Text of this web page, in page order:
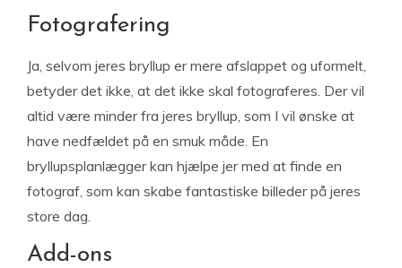
Fotografering
Ja, selvom jeres bryllup er mere afslappet og uformelt,
betyder det ikke, at det ikke skal fotograferes. Der vil
altid være minder fra jeres bryllup, som I vil ønske at
have nedfældet på en smuk måde. En
bryllupsplanlægger kan hjælpe jer med at finde en
fotograf, som kan skabe fantastiske billeder på jeres
store dag.
Add-ons